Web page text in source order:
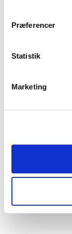
"Detaljer" eller
Præferencer
Statistik
Marketing